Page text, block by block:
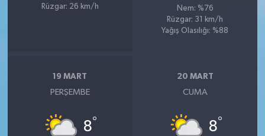
Rüzgar: 26 km/h
Nem: %76
Rüzgar: 31 km/h
Yağış Olasılığı: %88
19 MART
PERŞEMBE
8°
20 MART
CUMA
8°